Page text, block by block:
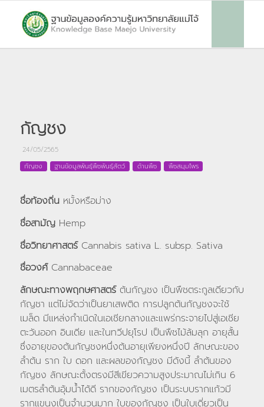
กัญชง
24/05/2565
กัญชง
ฐานข้อมูลพันธุ์พืชพันธุ์สัตว์ ด้านพืช พืชสมุมไพร
ชื่อท้องถิ่นหมั้งหรือม่าง
ชื่อสามัญHemp
ชื่อวิทยาศาสตร์Cannabis sativa L. subsp. Sativa
ชื่อวงศ์Cannabaceae
ลักษณะทางพฤกษศาสตร์ต้นกัญชง เป็นพืชตระกูลเดียวกับ
กัญชา แต่ไม่จัดว่าเป็นยาเสพติด การปลูกต้นกัญชงจะใช้
เมล็ด มีแหล่งกำเนิดในเอเชียกลางและแพร่กระจายไปสู่เอเชีย
ตะวันออก อินเดีย และในทวีปยุโรป เป็นพืชไม้ล้มลุก อายุสั้น
ซึ่งอายุของต้นกัญชงหนึ่งต้นอายุเพียงหนึ่งปี ลักษณะของ
ลำต้น ราก ใบ ดอก และผลของกัญชง มีดังนี้ ลำต้นของ
กัญชง ลักษณะตั้งตรงมีสีเขียวความสูงประมาณไม่เกิน 6
เมตรลำต้นอุ้มน้ำได้ดี รากของกัญชง เป็นระบบรากแก้วมี
รากแขนงเป็นจำนวนมาก ใบของกัญชง เป็นใบเดี่ยวเป็น